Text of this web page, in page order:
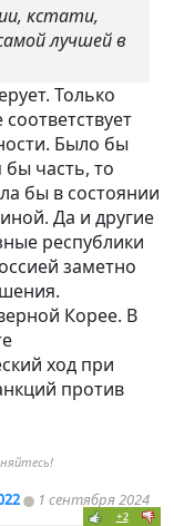
кстати,
лучшей в
Только
Было бы
бы часть, то
бы в состоянии
Да и другие
республики
заметно
Корее. В
ход при
против
1 сентября 2024
+2